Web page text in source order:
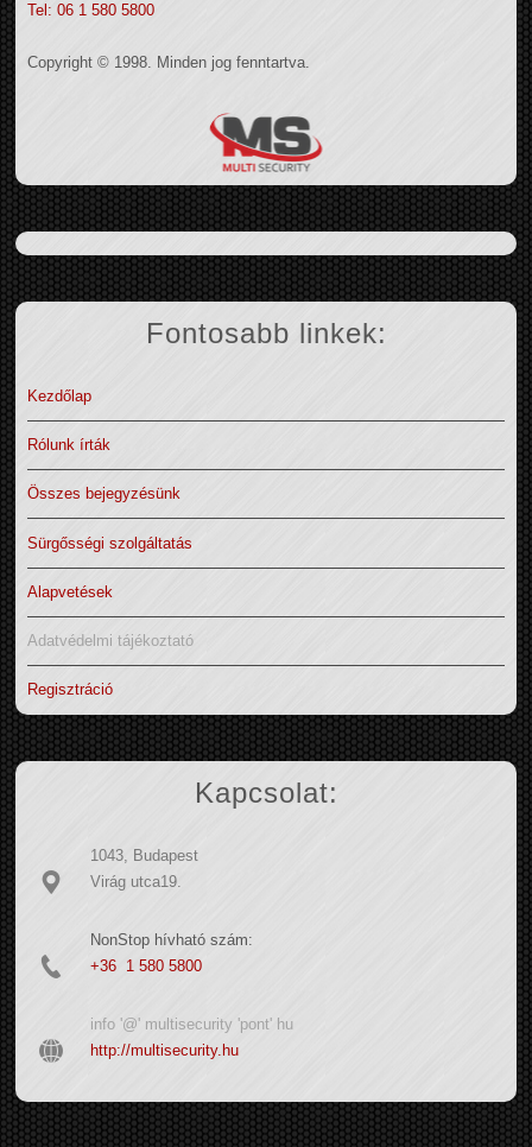
Tel: 06 1 580 5800
Copyright © 1998. Minden jog fenntartva.
Fontosabb linkek:
Kezdőlap
Rólunk írták
Összes bejegyzésünk
Sürgősségi szolgáltatás
Alapvetések
Adatvédelmi tájékoztató
Regisztráció
Kapcsolat:
1043, Budapest
Virág utca19.
NonStop hívható szám:
+36 1 580 5800
info '@' multisecurity 'pont' hu
http://multisecurity.hu